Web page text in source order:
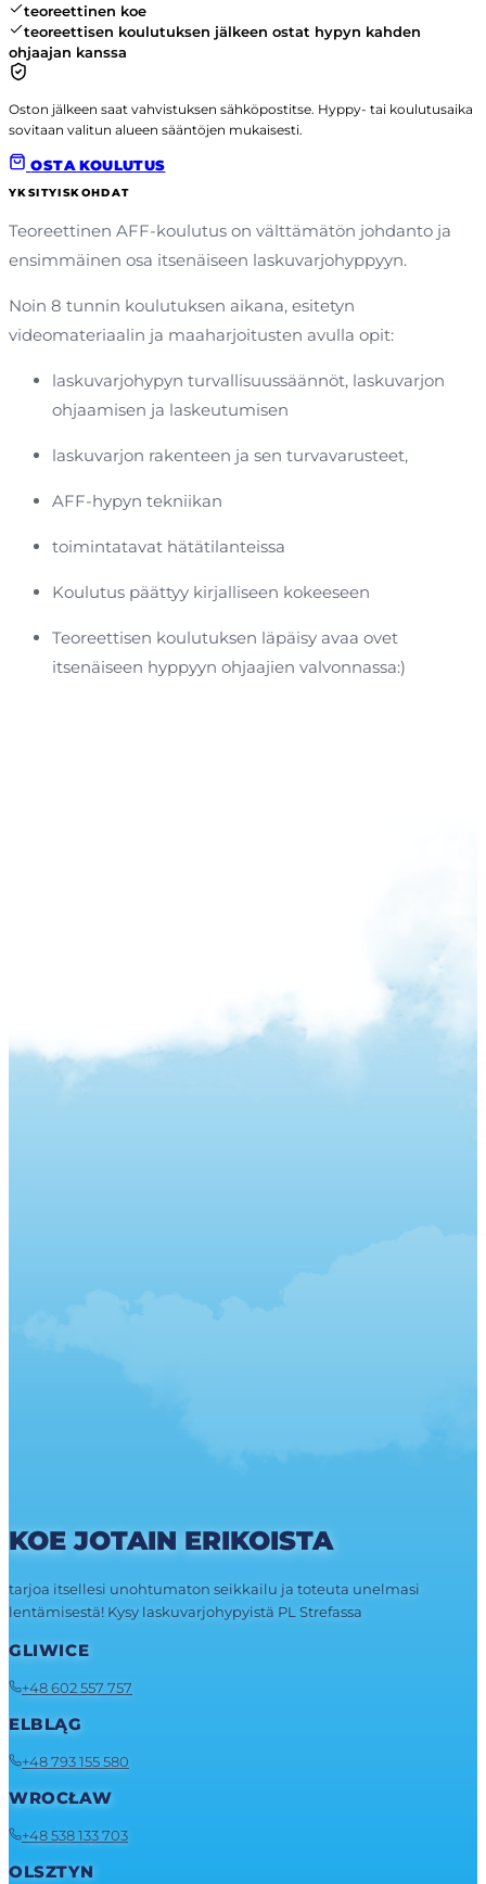
teoreettinen koe
teoreettisen koulutuksen jälkeen ostat hypyn kahden
ohjaajan kanssa
Oston jälkeen saat vahvistuksen sähköpostitse. Hyppy- tai koulutusaika
sovitaan valitun alueen sääntöjen mukaisesti.
OSTA KOULUTUS
YKSITYISKOHDAT
Teoreettinen AFF-koulutus on välttämätön johdanto ja
ensimmäinen osa itsenäiseen laskuvarjohyppyyn.
Noin 8 tunnin koulutuksen aikana, esitetyn
videomateriaalin ja maaharjoitusten avulla opit:
laskuvarjohypyn turvallisuussäännöt, laskuvarjon
ohjaamisen ja laskeutumisen
laskuvarjon rakenteen ja sen turvavarusteet,
AFF-hypyn tekniikan
toimintatavat hätätilanteissa
Koulutus päättyy kirjalliseen kokeeseen
Teoreettisen koulutuksen läpäisy avaa ovet
itsenäiseen hyppyyn ohjaajien valvonnassa:)
KOE JOTAIN ERIKOISTA
tarjoa itsellesi unohtumaton seikkailu ja toteuta unelmasi
lentämisestä! Kysy laskuvarjohypyistä PL Strefassa
GLIWICE
+48 602 557 757
ELBLĄG
+48 793 155 580
WROCŁAW
+48 538 133 703
OLSZTYN